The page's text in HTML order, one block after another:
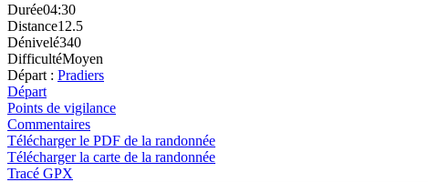
Durée04:30
Distance12.5
Dénivelé340
DifficultéMoyen
Départ : Pradiers
Départ
Points de vigilance
Commentaires
Télécharger le PDF de la randonnée
Télécharger la carte de la randonnée
Tracé GPX